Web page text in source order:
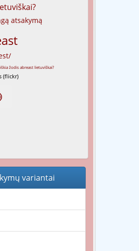
atsakymą
(flickr)
variantai